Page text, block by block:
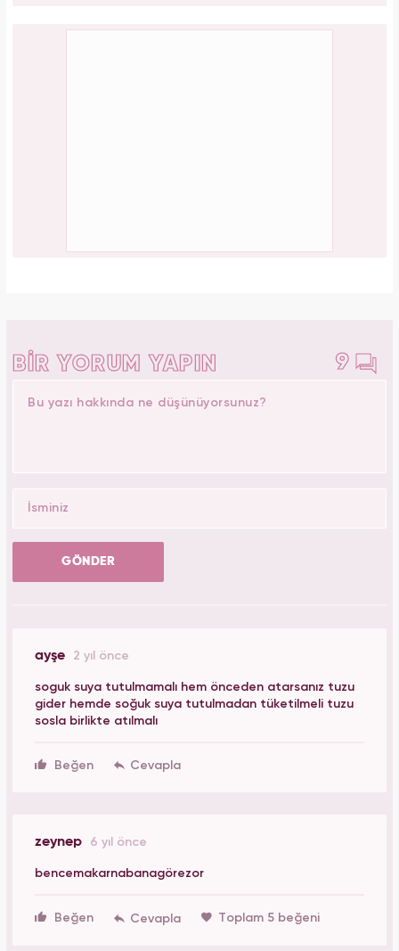
BİR YORUM YAPIN 9
GÖNDER
ayşe 2 yıl önce
soguk suya tutulmamalı hem önceden atarsanız tuzu
gider hemde soğuk suya tutulmadan tüketilmeli tuzu
sosla birlikte atılmalı
Beğen
zeynep 6 yıl önce
bencemakarnabanagörezor
Beğen Toplam 5 beğeni